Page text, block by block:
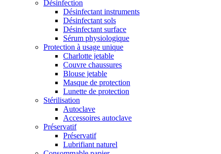
Désinfection
Désinfectant instruments
Désinfectant sols
Désinfectant surface
Sérum physiologique
Protection à usage unique
Charlotte jetable
Couvre chaussures
Blouse jetable
Masque de protection
Lunette de protection
Stérilisation
Autoclave
Accessoires autoclave
Préservatif
Préservatif
Lubrifiant naturel